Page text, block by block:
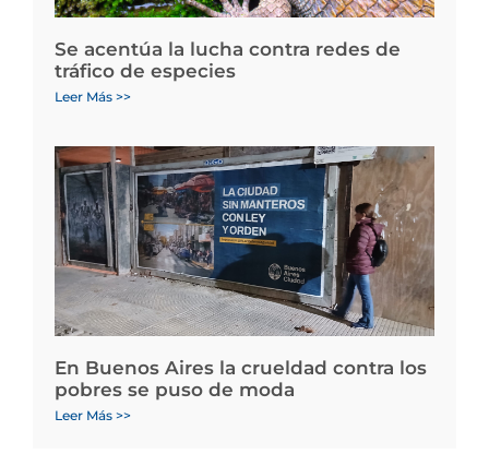
Se acentúa la lucha contra redes de
tráfico de especies
Leer Más >>
En Buenos Aires la crueldad contra los
pobres se puso de moda
Leer Más >>